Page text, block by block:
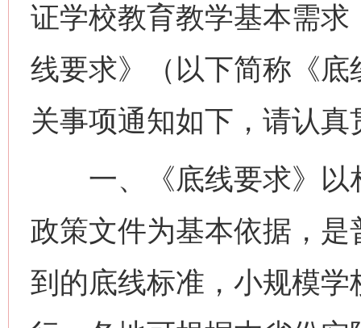
证学校教育教学基本需
线要求》（以下简称《
关事项通知如下，请认真
一、《底线要求》以
政策文件为基本依据，
到的底线标准，小规模